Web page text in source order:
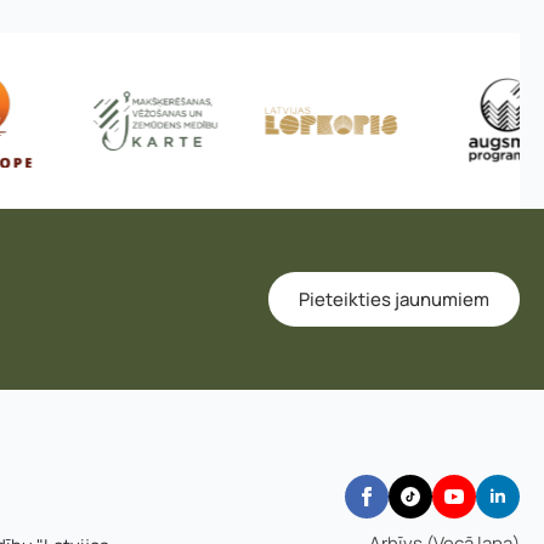
Pieteikties jaunumiem